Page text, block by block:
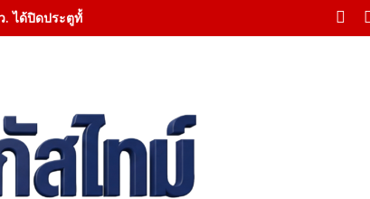
ได้ปิดประตูทั้งหมด